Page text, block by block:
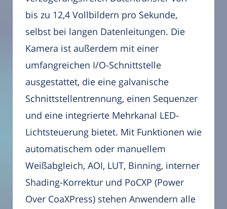
bis zu 12,4 Vollbildern pro Sekunde,
selbst bei langen Datenleitungen. Die
Kamera ist außerdem mit einer
umfangreichen I/O-Schnittstelle
ausgestattet, die eine galvanische
Schnittstellentrennung, einen Sequenzer
und eine integrierte Mehrkanal LED-
Lichtsteuerung bietet. Mit Funktionen wie
automatischem oder manuellem
Weißabgleich, AOI, LUT, Binning, interner
Shading-Korrektur und PoCXP (Power
Over CoaXPress) stehen Anwendern alle